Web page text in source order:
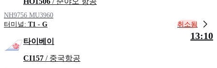
NH9756 MU3960
터미널: T1 - G 취소됨
타이베이
CI157 / 중국항공
13:10